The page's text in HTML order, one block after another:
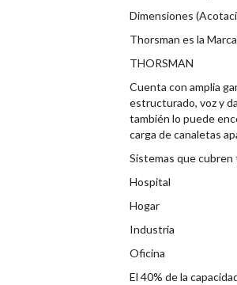
Dimensiones
Thorsman es la
THORSMAN
Cuenta con amplia
estructurado, voz y
también lo puede
carga de canaletas
Sistemas que cubren
Hospital
Hogar
Industria
Oficina
El 40% de la